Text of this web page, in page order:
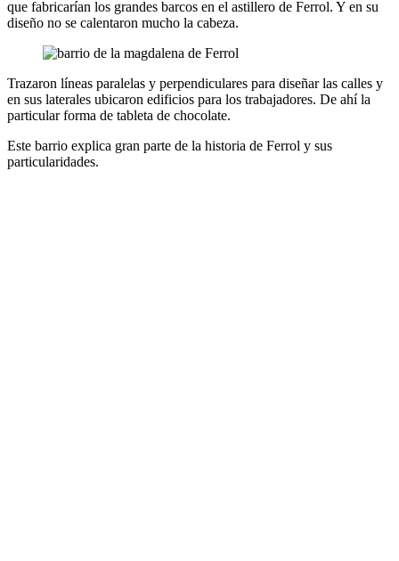
que fabricarían los grandes barcos en el astillero de Ferrol. Y en su
diseño no se calentaron mucho la cabeza.
Trazaron líneas paralelas y perpendiculares para diseñar las calles y
en sus laterales ubicaron edificios para los trabajadores. De ahí la
particular forma de tableta de chocolate.
Este barrio explica gran parte de la historia de Ferrol y sus
particularidades.